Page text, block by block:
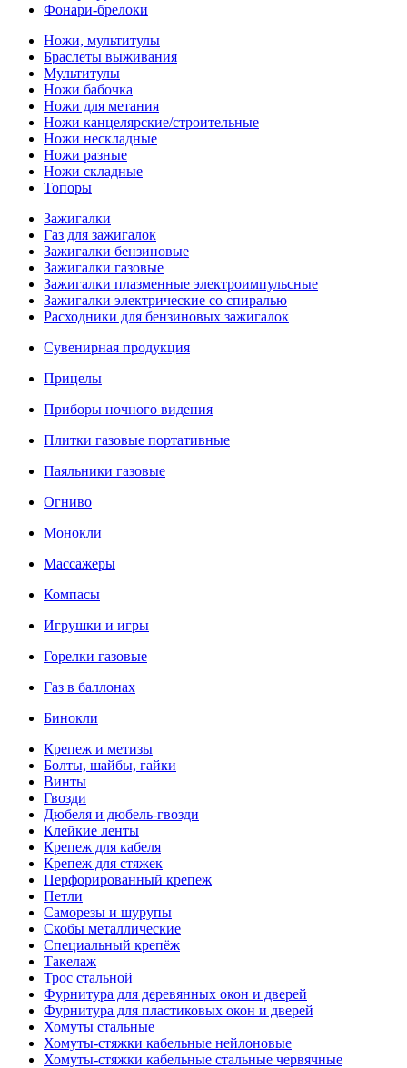
Фонари-брелоки
Ножи, мультитулы
Браслеты выживания
Мультитулы
Ножи бабочка
Ножи для метания
Ножи канцелярские/строительные
Ножи нескладные
Ножи разные
Ножи складные
Топоры
Зажигалки
Газ для зажигалок
Зажигалки бензиновые
Зажигалки газовые
Зажигалки плазменные электроимпульсные
Зажигалки электрические со спиралью
Расходники для бензиновых зажигалок
Сувенирная продукция
Прицелы
Приборы ночного видения
Плитки газовые портативные
Паяльники газовые
Огниво
Монокли
Массажеры
Компасы
Игрушки и игры
Горелки газовые
Газ в баллонах
Бинокли
Крепеж и метизы
Болты, шайбы, гайки
Винты
Гвозди
Дюбеля и дюбель-гвозди
Клейкие ленты
Крепеж для кабеля
Крепеж для стяжек
Перфорированный крепеж
Петли
Саморезы и шурупы
Скобы металлические
Специальный крепёж
Такелаж
Трос стальной
Фурнитура для деревянных окон и дверей
Фурнитура для пластиковых окон и дверей
Хомуты стальные
Хомуты-стяжки кабельные нейлоновые
Хомуты-стяжки кабельные стальные червячные